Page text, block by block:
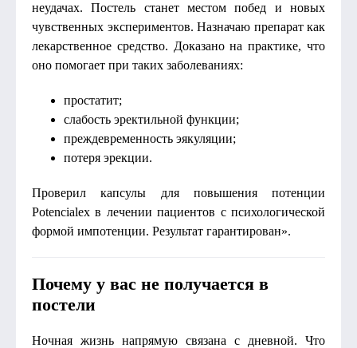
неудачах. Постель станет местом побед и новых
чувственных экспериментов. Назначаю препарат как
лекарственное средство. Доказано на практике, что
оно помогает при таких заболеваниях:
простатит;
слабость эректильной функции;
преждевременность эякуляции;
потеря эрекции.
Проверил капсулы для повышения потенции
Potencialex в лечении пациентов с психологической
формой импотенции. Результат гарантирован».
Почему у вас не получается в
постели
Ночная жизнь напрямую связана с дневной. Что